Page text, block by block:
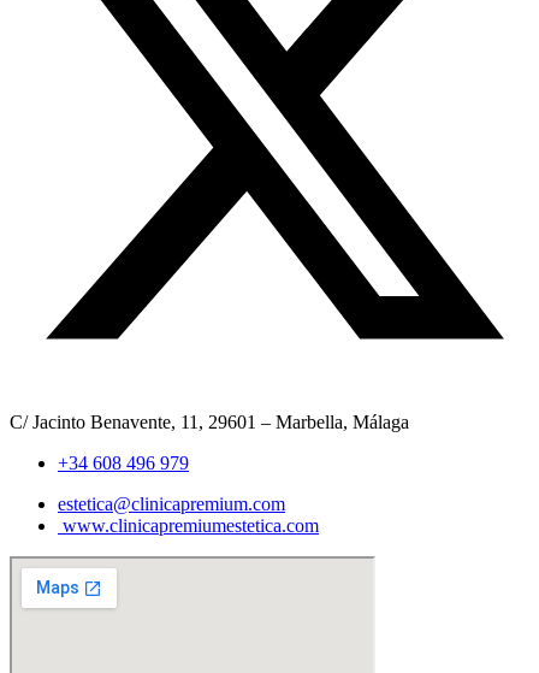
C/ Jacinto Benavente, 11, 29601 – Marbella, Málaga​
+34 608 496 979
estetica@clinicapremium.com
www.clinicapremiumestetica.com